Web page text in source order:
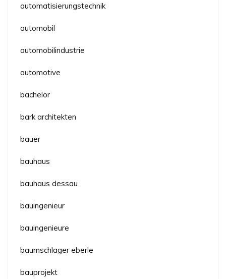
automatisierungstechnik
automobil
automobilindustrie
automotive
bachelor
bark architekten
bauer
bauhaus
bauhaus dessau
bauingenieur
bauingenieure
baumschlager eberle
bauprojekt